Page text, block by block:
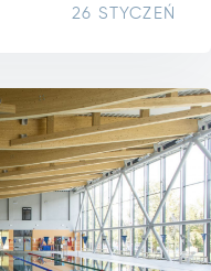
26 STYCZEŃ